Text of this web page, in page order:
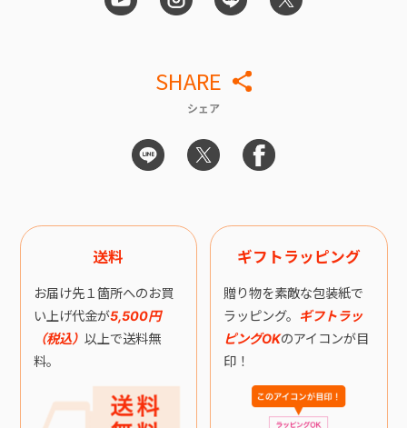
SHARE
シェア
送料
お届け先１箇所へのお買
い上げ代金が5,500円
（税込） 以上で送料無
料。
ギフトラッピング
贈り物を素敵な包装紙で
ラッピング。 ギフトラッ
ピングOKのアイコンが目
印！